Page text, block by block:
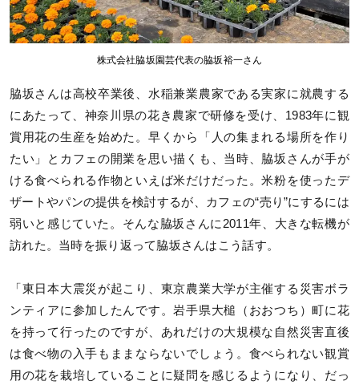
株式会社脇坂園芸代表の脇坂裕一さん
脇坂さんは高校卒業後、水稲兼業農家である実家に就農する
にあたって、神奈川県の花き農家で研修を受け、1983年に観
賞用花の生産を始めた。早くから「人の集まれる場所を作り
たい」とカフェの開業を思い描くも、当時、脇坂さんが手が
ける食べられる作物といえば米だけだった。米粉を使ったデ
ザートやパンの提供を検討するが、カフェの“売り”にするには
弱いと感じていた。そんな脇坂さんに2011年、大きな転機が
訪れた。当時を振り返って脇坂さんはこう話す。
「東日本大震災が起こり、東京農業大学が主催する災害ボラ
ンティアに参加したんです。岩手県大槌（おおつち）町に花
を持って行ったのですが、あれだけの大規模な自然災害直後
は食べ物の入手もままならないでしょう。食べられない観賞
用の花を栽培していることに疑問を感じるようになり、だっ